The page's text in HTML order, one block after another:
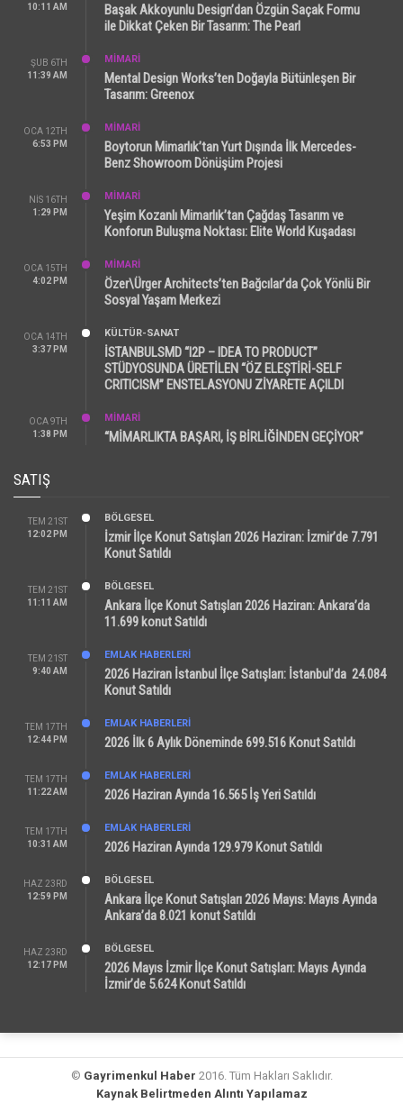
10:11 AM
Başak Akkoyunlu Design’dan Özgün Saçak Formu
ile Dikkat Çeken Bir Tasarım: The Pearl
ŞUB 6TH
11:39 AM
MİMARİ
Mental Design Works’ten Doğayla Bütünleşen Bir
Tasarım: Greenox
OCA 12TH
6:53 PM
MİMARİ
Boytorun Mimarlık’tan Yurt Dışında İlk Mercedes-
Benz Showroom Dönüşüm Projesi
NIS 16TH
1:29 PM
MİMARİ
Yeşim Kozanlı Mimarlık’tan Çağdaş Tasarım ve
Konforun Buluşma Noktası: Elite World Kuşadası
OCA 15TH
4:02 PM
MİMARİ
Özer\Ürger Architects’ten Bağcılar’da Çok Yönlü Bir
Sosyal Yaşam Merkezi
OCA 14TH
3:37 PM
KÜLTÜR-SANAT
İSTANBULSMD “I2P – IDEA TO PRODUCT”
STÜDYOSUNDA ÜRETİLEN “ÖZ ELEŞTİRİ-SELF
CRITICISM” ENSTELASYONU ZİYARETE AÇILDI
OCA 9TH
1:38 PM
MİMARİ
“MİMARLIKTA BAŞARI, İŞ BİRLİĞİNDEN GEÇİYOR”
SATIŞ
TEM 21ST
12:02 PM
BÖLGESEL
İzmir İlçe Konut Satışları 2026 Haziran: İzmir’de 7.791
Konut Satıldı
TEM 21ST
11:11 AM
BÖLGESEL
Ankara İlçe Konut Satışları 2026 Haziran: Ankara’da
11.699 konut Satıldı
TEM 21ST
9:40 AM
EMLAK HABERLERI
2026 Haziran İstanbul İlçe Satışları: İstanbul’da 24.084
Konut Satıldı
TEM 17TH
12:44 PM
EMLAK HABERLERI
2026 İlk 6 Aylık Döneminde 699.516 Konut Satıldı
TEM 17TH
11:22 AM
EMLAK HABERLERI
2026 Haziran Ayında 16.565 İş Yeri Satıldı
TEM 17TH
10:31 AM
EMLAK HABERLERI
2026 Haziran Ayında 129.979 Konut Satıldı
HAZ 23RD
12:59 PM
BÖLGESEL
Ankara İlçe Konut Satışları 2026 Mayıs: Mayıs Ayında
Ankara’da 8.021 konut Satıldı
HAZ 23RD
12:17 PM
BÖLGESEL
2026 Mayıs İzmir İlçe Konut Satışları: Mayıs Ayında
İzmir’de 5.624 Konut Satıldı
© Gayrimenkul Haber 2016. Tüm Hakları Saklıdır.
Kaynak Belirtmeden Alıntı Yapılamaz